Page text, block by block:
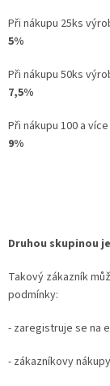
Při nákupu 25ks
5%
Při nákupu 50ks
7,5%
Při nákupu 100 a
9%
Druhou skupinou
Takový zákazník
podmínky:
- zaregistruje se na
- zákazníkovy